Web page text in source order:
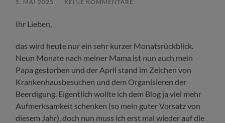
5. MAI 2025 KEINE KOMMENTARE
Ihr Lieben,
das wird heute nur ein sehr kurzer Monatsrückblick.
Neun Monate nach meiner Mama ist nun auch mein
Papa gestorben und der April stand im Zeichen von
Krankenhausbesuchen und dem Organisieren der
Beerdigung. Eigentlich wollte ich dem Blog ja viel mehr
Aufmerksamkeit schenken (so mein guter Vorsatz von
diesem Jahr), doch nun muss ich erst mal wieder auf die